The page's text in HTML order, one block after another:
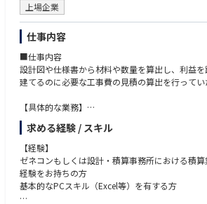
上場企業
仕事内容
■仕事内容
設計図や仕様書から材料や数量を算出し、利益
建てるのに必要な工事費の見積の算出を行ってい
【具体的な業務】
◇設計図・仕様書に基づいて積算チェック・値入
価）を算出し、見積書・契約内訳書を作成する業
①設計図・仕様書を基に見積項目と数量に変換し
注積算事務所に依頼します。
②上記数量内訳書の内容を詳細にチェックし、見
めていきます。（値入れ）
③図面には表されていない仮設費用も含めて建設
求める経験 / スキル
【経験】
ゼネコンもしくは設計・積算事務所における積
経験をお持ちの方
基本的なPCスキル（Excel等）を有する方